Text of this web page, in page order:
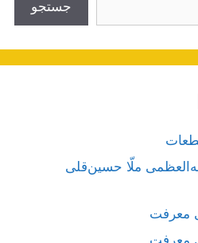
جستجو
ملّا حسین‌قلی
معرفت
معرفت